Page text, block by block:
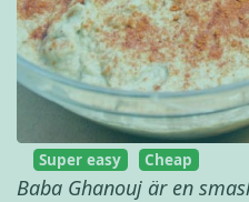
Super easy Cheap
Baba Ghanouj är en